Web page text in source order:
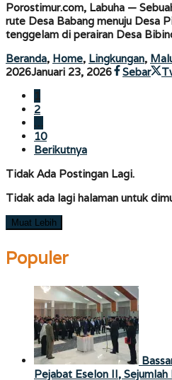
Porostimur.com, Labuha —
rute Desa Babang menuju Desa
tenggelam di perairan Desa
Beranda, Home, Lingkungan,
2026Januari 23, 2026olehSebar
1
2
…
10
Berikutnya
Tidak Ada Postingan Lagi.
Tidak ada lagi halaman untuk
Muat Lebih
Populer
Pejabat Eselon II,